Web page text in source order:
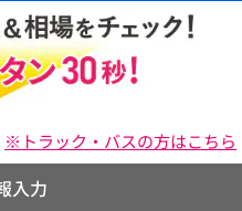
※トラック・バスの方はこちら
入力